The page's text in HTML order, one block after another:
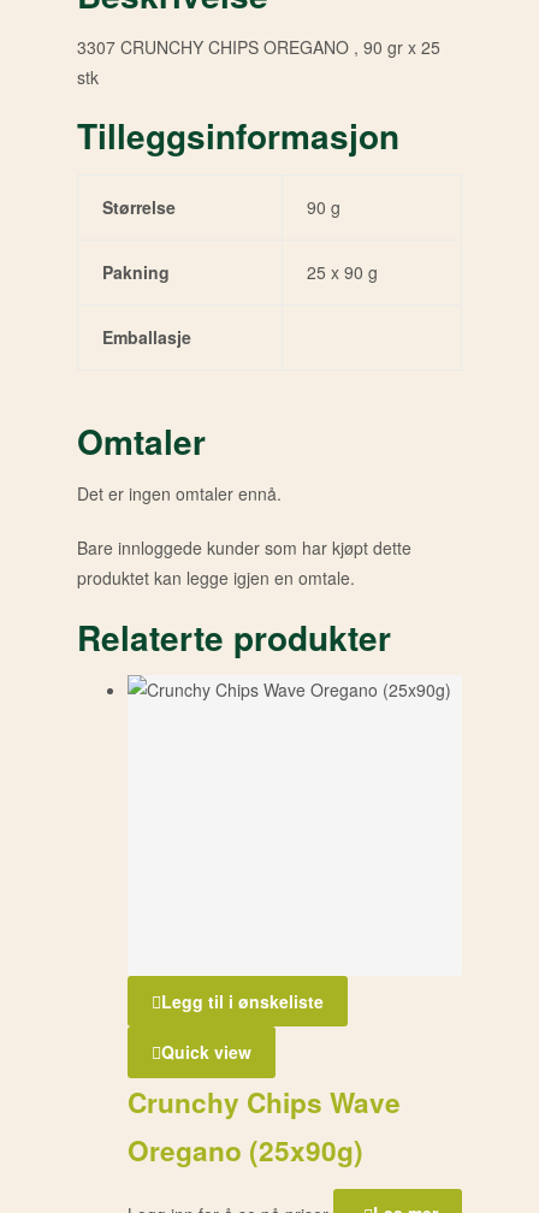
3307 CRUNCHY CHIPS OREGANO , 90 gr x 25
stk
Tilleggsinformasjon
Størrelse 90 g
Pakning 25 x 90 g
Emballasje
Omtaler
Det er ingen omtaler ennå.
Bare innloggede kunder som har kjøpt dette
produktet kan legge igjen en omtale.
Relaterte produkter
Legg til i ønskeliste
Quick view
Crunchy Chips Wave
Oregano (25x90g)